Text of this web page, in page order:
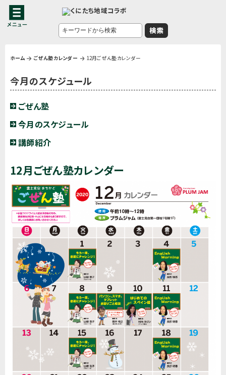
ホーム ごぜん塾カレンダー 12月ごぜん塾カレンダー
今月のスケジュール
ごぜん塾
今月のスケジュール
講師紹介
12月ごぜん塾カレンダー